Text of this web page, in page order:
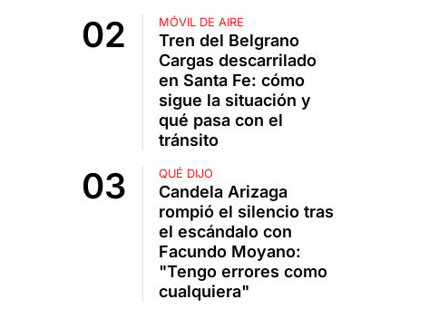
MÓVIL DE AIRE
Tren del Belgrano
Cargas descarrilado
en Santa Fe: cómo
sigue la situación y
qué pasa con el
tránsito
QUÉ DIJO
Candela Arizaga
rompió el silencio tras
el escándalo con
Facundo Moyano:
"Tengo errores como
cualquiera"